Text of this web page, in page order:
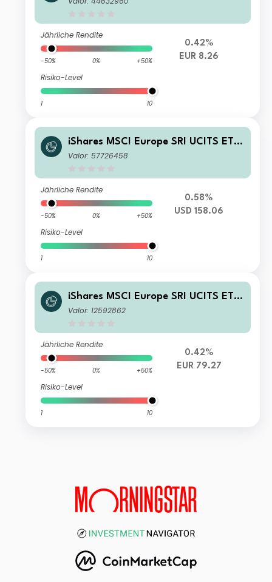
Jährliche Rendite
-50% 0% +50%
Risiko-Level
1 10
0.42%
EUR 8.26
iShares MSCI Europe SRI UCITS ETF
USD (Acc)
Valor: 57726458
Jährliche Rendite
-50% 0% +50%
Risiko-Level
1 10
0.58%
USD 158.06
iShares MSCI Europe SRI UCITS ETF
EUR (Acc)
Valor: 12592862
Jährliche Rendite
-50% 0% +50%
Risiko-Level
1 10
0.42%
EUR 79.27